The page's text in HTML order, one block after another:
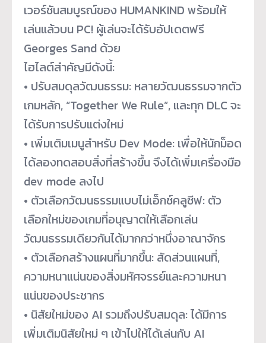
เวอร์ชันสมบูรณ์ของ HUMANKIND พร้อมให้
เล่นแล้วบน PC! ผู้เล่นจะได้รับอัปเดตฟรี
Georges Sand ด้วย
ไฮไลต์สำคัญมีดังนี้:
• ปรับสมดุลวัฒนธรรม: หลายวัฒนธรรมจากตัว
เกมหลัก, “Together We Rule”, และทุก DLC จะ
ได้รับการปรับแต่งใหม่
• เพิ่มเติมเมนูสำหรับ Dev Mode: เพื่อให้นักม็อด
ได้ลองทดสอบสิ่งที่สร้างขึ้น จึงได้เพิ่มเครื่องมือ
dev mode ลงไป
• ตัวเลือกวัฒนธรรมแบบไม่เอ็กซ์คลูซีฟ: ตัว
เลือกใหม่ของเกมที่อนุญาตให้เลือกเล่น
วัฒนธรรมเดียวกันได้มากกว่าหนึ่งอาณาจักร
• ตัวเลือกสร้างแผนที่มากขึ้น: สัดส่วนแผนที่,
ความหนาแน่นของสิ่งมหัศจรรย์และความหนา
แน่นของประชากร
• นิสัยใหม่ของ AI รวมถึงปรับสมดุล: ได้มีการ
เพิ่มเติมนิสัยใหม่ ๆ เข้าไปให้ได้เล่นกับ AI